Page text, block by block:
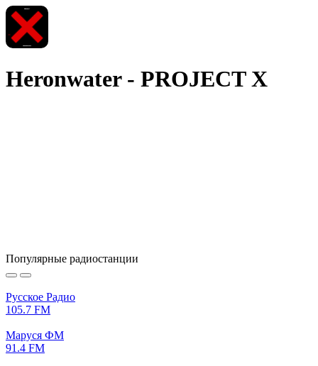
Heronwater - PROJECT X
Популярные радиостанции
Русское Радио
105.7 FM
Маруся ФМ
91.4 FM